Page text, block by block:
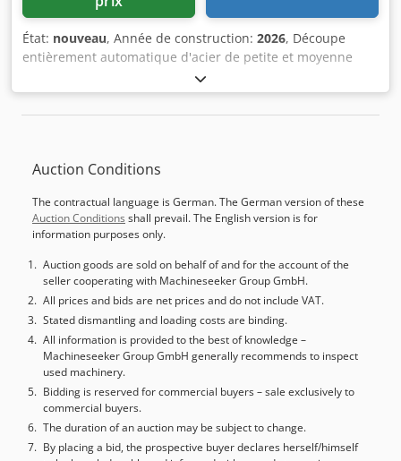
État: nouveau, Année de construction: 2026, Découpe
entièrement automatique d'acier de petite et moyenne
taille avec une automatisation simple à utiliser. Posez
n'importe quel acier à couper, la machine le détectera
automatiquement et le coupera en tâches grâce à un
l'entrée simplifiée de grandes listes de coupe.
industriel à vis à billes. Détection automatique de l'acier
présent dans la machine, puis réglage du point de départ
de la coupe pour une course et un temps de coupe
minimums. Aucun capteur de limite ni aucune action de
l'opérateur n'est nécessaire. Un capteur laser mesure la
longueur de chaque pièce d'acier à couper, quelle que soit
sa longueur. Notre puissant algorithme d'optimisation
calcule à la volée le meilleur ordre des pièces pour
produire un minimum de déchets. La machine coupe
automatiquement la liste calculée sans s'arrêter. Vous
n'avez pas besoin d'intervenir, il vous suffit de continuer à
introduire de nouveaux stocks d'acier. Une alternative
simple et rapide aux scies à double tête. Il suffit de saisir
(ou d'importer) les longueurs et les angles dont vous avez
Auction Conditions
The contractual language is German. The German version of these
Auction Conditions shall prevail. The English version is for
information purposes only.
Auction goods are sold on behalf of and for the account of the
seller cooperating with Machineseeker Group GmbH.
All prices and bids are net prices and do not include VAT.
Stated dismantling and loading costs are binding.
All information is provided to the best of knowledge –
Machineseeker Group GmbH generally recommends to inspect
used machinery.
Bidding is reserved for commercial buyers – sale exclusively to
commercial buyers.
The duration of an auction may be subject to change.
By placing a bid, the prospective buyer declares herself/himself